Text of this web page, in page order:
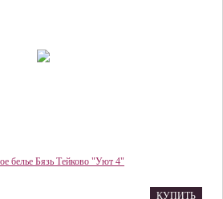
белье Бязь Тейково "Уют 4"
КУПИТЬ